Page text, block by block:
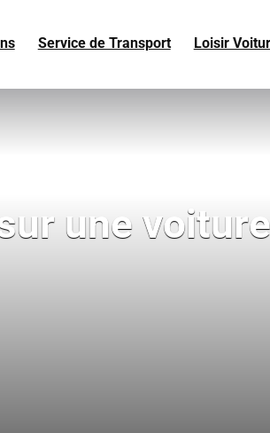
Service de Transport Loisir
une voiture